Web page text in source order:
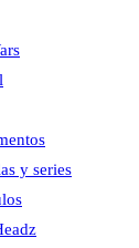
y series